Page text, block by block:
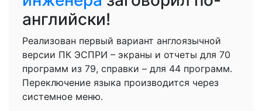
английски!
Реализован первый вариант англоязычной
версии ПК ЭСПРИ – экраны и отчеты для 70
программ из 79, справки – для 44 программ.
Переключение языка производится через
системное меню.